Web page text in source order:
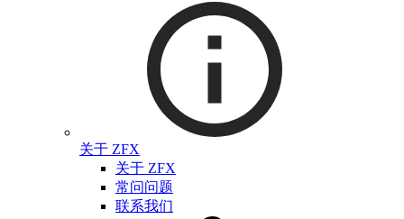
关于 ZFX
关于 ZFX
常问问题
联系我们